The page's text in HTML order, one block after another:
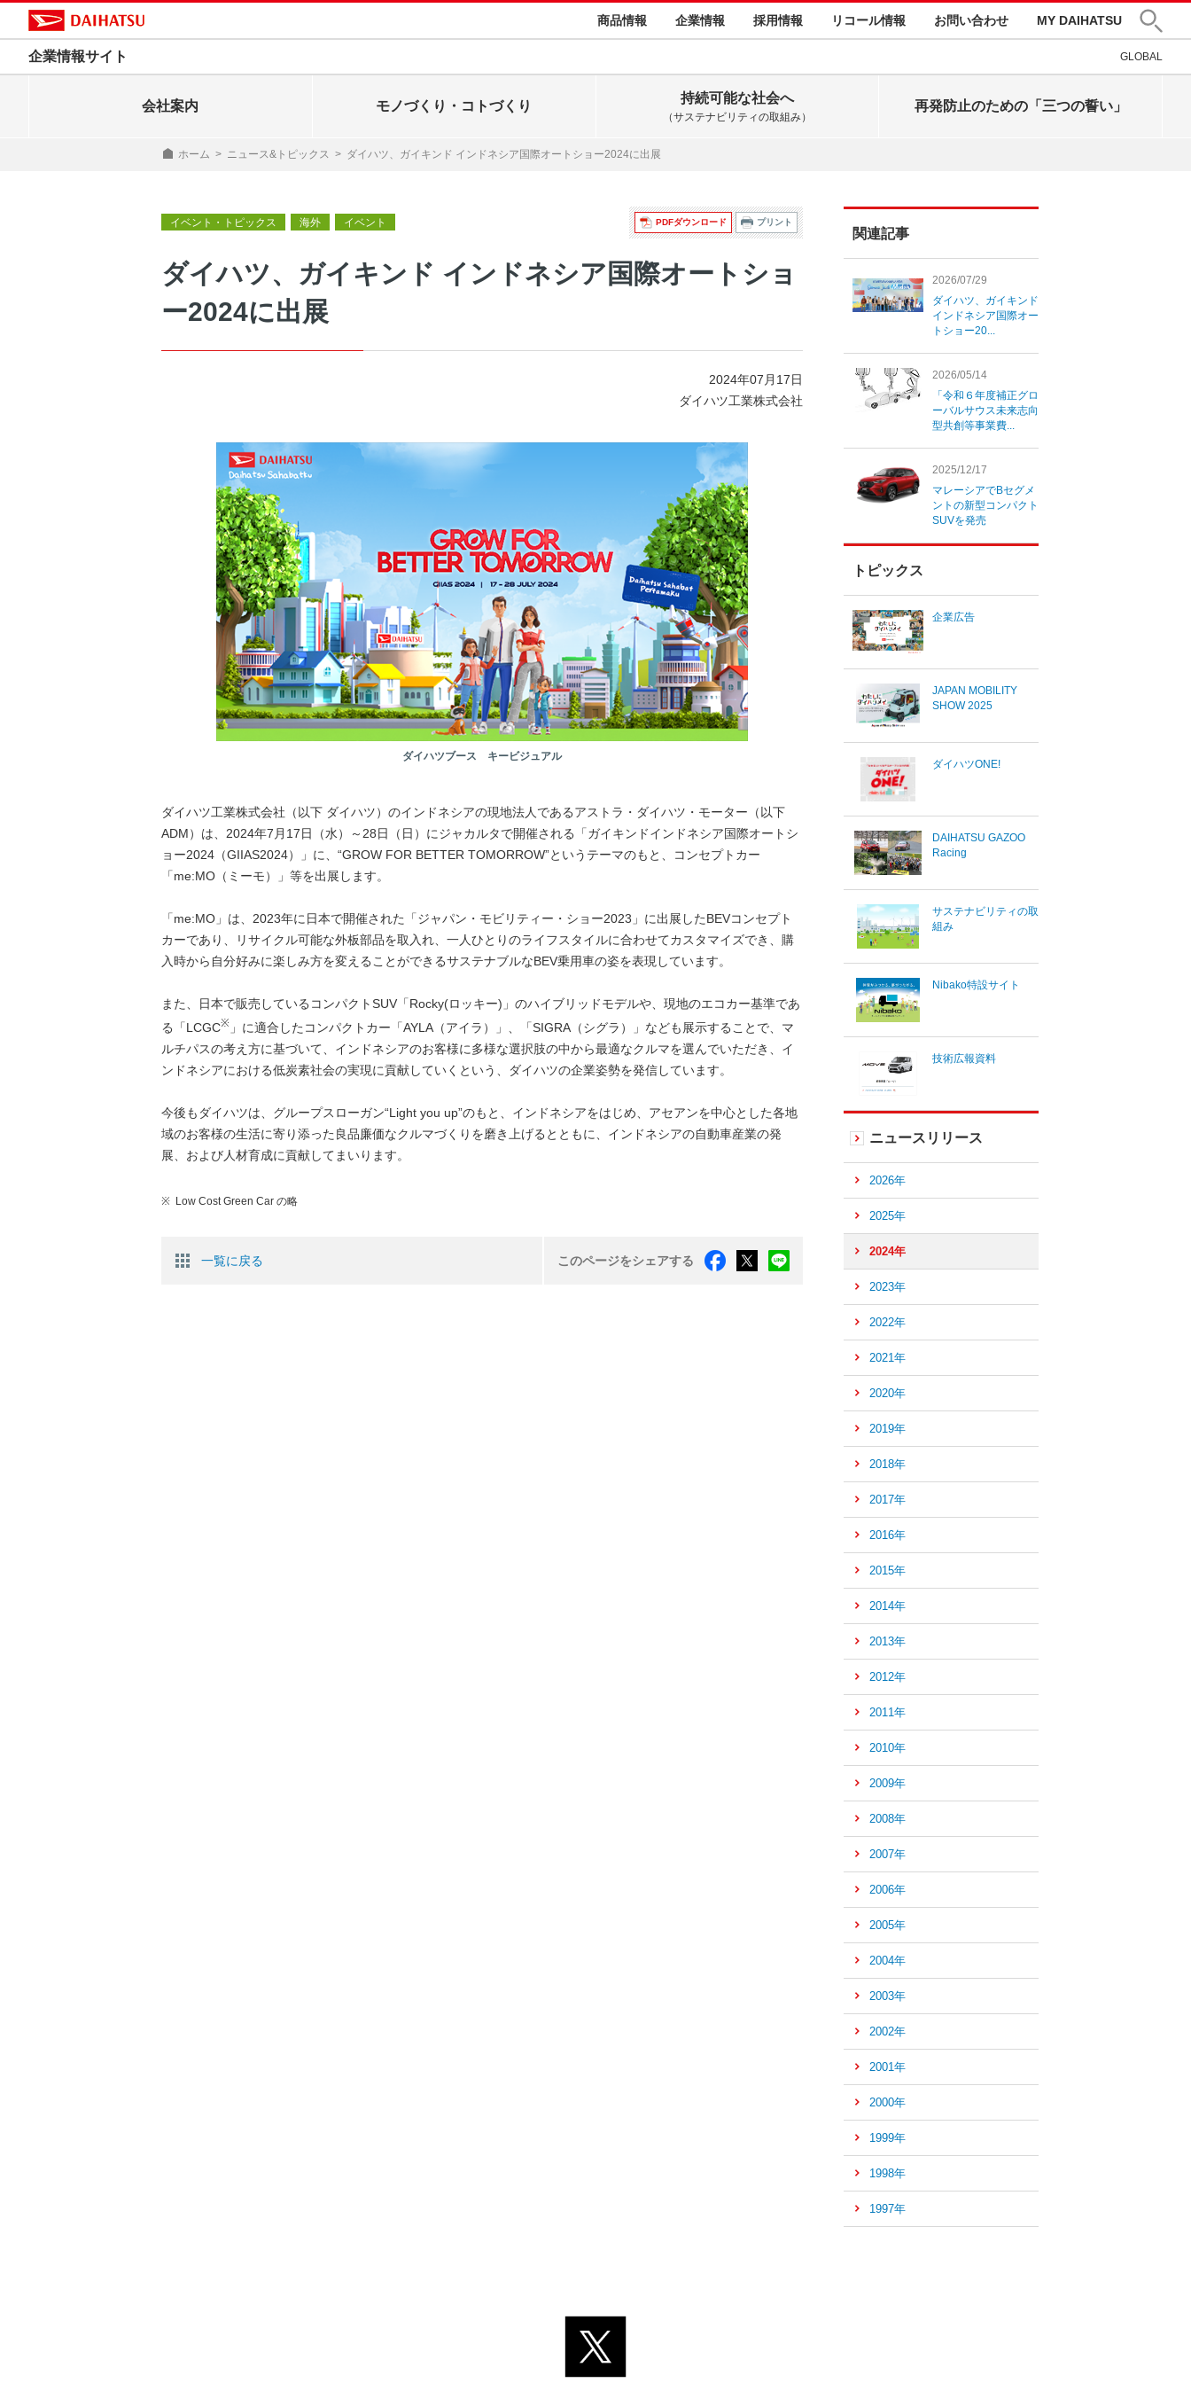
商品情報 企業情報 採用情報 リコール情報 お問い合わせ MY DAIHATSU
企業情報サイト GLOBAL
会社案内 モノづくり・コトづくり
持続可能な社会へ
（サステナビリティの取組み）
再発防止のための「三つの誓い」
ホーム > ニュース&トピックス > ダイハツ、ガイキンド インドネシア国際オートショー2024に出展
PDFダウンロード プリント
イベント・トピックス 海外 イベント
ダイハツ、ガイキンド インドネシア国際オートショ
ー2024に出展
2024年07月17日
ダイハツ工業株式会社
ダイハツブース キービジュアル
ダイハツ工業株式会社（以下 ダイハツ）のインドネシアの現地法人であるアストラ・ダイハツ・モーター（以下
ADM）は、2024年7月17日（水）～28日（日）にジャカルタで開催される「ガイキンドインドネシア国際オートシ
ョー2024（GIIAS2024）」に、“GROW FOR BETTER TOMORROW”というテーマのもと、コンセプトカー
「me:MO（ミーモ）」等を出展します。
「me:MO」は、2023年に日本で開催された「ジャパン・モビリティー・ショー2023」に出展したBEVコンセプト
カーであり、リサイクル可能な外板部品を取入れ、一人ひとりのライフスタイルに合わせてカスタマイズでき、購
入時から自分好みに楽しみ方を変えることができるサステナブルなBEV乗用車の姿を表現しています。
また、日本で販売しているコンパクトSUV「Rocky(ロッキー)」のハイブリッドモデルや、現地のエコカー基準であ
る「LCGC※ 」に適合したコンパクトカー「AYLA（アイラ）」、「SIGRA（シグラ）」なども展示することで、マ
ルチパスの考え方に基づいて、インドネシアのお客様に多様な選択肢の中から最適なクルマを選んでいただき、イ
ンドネシアにおける低炭素社会の実現に貢献していくという、ダイハツの企業姿勢を発信しています。
今後もダイハツは、グループスローガン“Light you up”のもと、インドネシアをはじめ、アセアンを中心とした各地
域のお客様の生活に寄り添った良品廉価なクルマづくりを磨き上げるとともに、インドネシアの自動車産業の発
展、および人材育成に貢献してまいります。
※ Low Cost Green Car の略
一覧に戻る このページをシェアする
関連記事
2026/07/29
ダイハツ、ガイキンド
インドネシア国際オー
トショー20...
2026/05/14
「令和６年度補正グロ
ーバルサウス未来志向
型共創等事業費...
2025/12/17
マレーシアでBセグメ
ントの新型コンパクト
SUVを発売
トピックス
企業広告
JAPAN MOBILITY
SHOW 2025
ダイハツONE!
DAIHATSU GAZOO
Racing
サステナビリティの取
組み
Nibako特設サイト
技術広報資料
ニュースリリース
2026年
2025年
2024年
2023年
2022年
2021年
2020年
2019年
2018年
2017年
2016年
2015年
2014年
2013年
2012年
2011年
2010年
2009年
2008年
2007年
2006年
2005年
2004年
2003年
2002年
2001年
2000年
1999年
1998年
1997年